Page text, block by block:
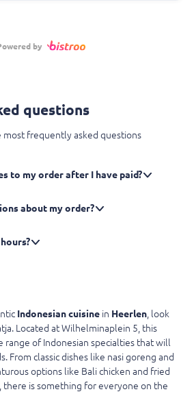
by
questions
most frequently asked questions
to my order after I have paid?
about my order?
Indonesian cuisine in Heerlen , look
Located at Wilhelminaplein 5, this
range of Indonesian specialties that will
From classic dishes like nasi goreng and
options like Bali chicken and fried
there is something for everyone on the